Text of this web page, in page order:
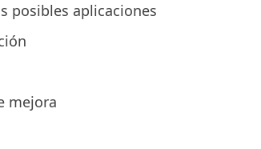
posibles aplicaciones
mejora